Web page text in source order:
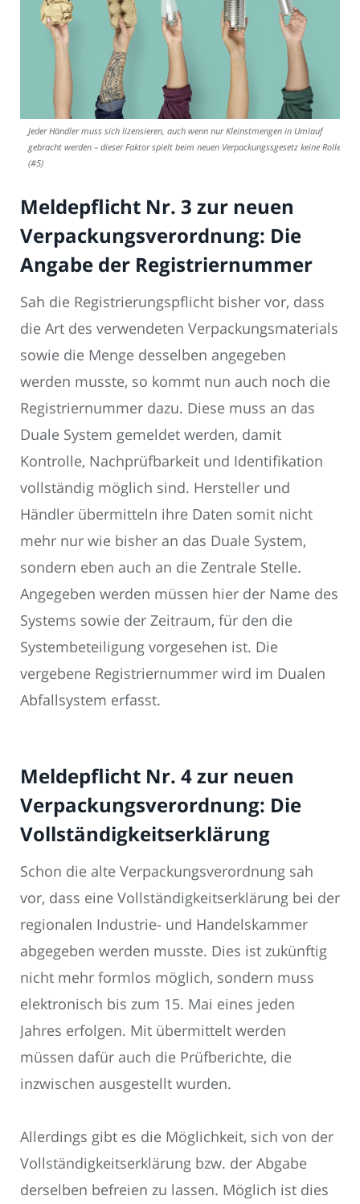
Jeder Händler muss sich lizensieren, auch wenn nur Kleinstmengen in Umlauf
gebracht werden – dieser Faktor spielt beim neuen Verpackungssgesetz keine Rolle.
(#5)
Meldepflicht Nr. 3 zur neuen
Verpackungsverordnung: Die
Angabe der Registriernummer
Sah die Registrierungspflicht bisher vor, dass
die Art des verwendeten Verpackungsmaterials
sowie die Menge desselben angegeben
werden musste, so kommt nun auch noch die
Registriernummer dazu. Diese muss an das
Duale System gemeldet werden, damit
Kontrolle, Nachprüfbarkeit und Identifikation
vollständig möglich sind. Hersteller und
Händler übermitteln ihre Daten somit nicht
mehr nur wie bisher an das Duale System,
sondern eben auch an die Zentrale Stelle.
Angegeben werden müssen hier der Name des
Systems sowie der Zeitraum, für den die
Systembeteiligung vorgesehen ist. Die
vergebene Registriernummer wird im Dualen
Abfallsystem erfasst.
Meldepflicht Nr. 4 zur neuen
Verpackungsverordnung: Die
Vollständigkeitserklärung
Schon die alte Verpackungsverordnung sah
vor, dass eine Vollständigkeitserklärung bei der
regionalen Industrie- und Handelskammer
abgegeben werden musste. Dies ist zukünftig
nicht mehr formlos möglich, sondern muss
elektronisch bis zum 15. Mai eines jeden
Jahres erfolgen. Mit übermittelt werden
müssen dafür auch die Prüfberichte, die
inzwischen ausgestellt wurden.
Allerdings gibt es die Möglichkeit, sich von der
Vollständigkeitserklärung bzw. der Abgabe
derselben befreien zu lassen. Möglich ist dies